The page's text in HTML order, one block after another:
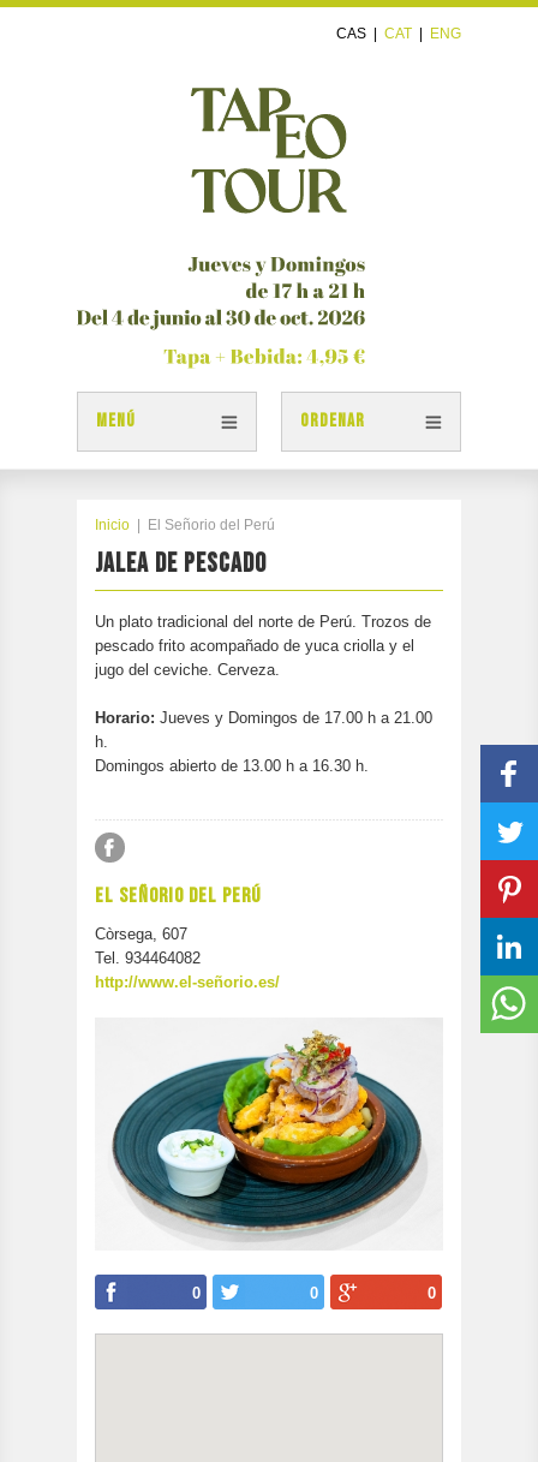
CAS CAT ENG
MENÚ
TAPAS
PLANO TAPEOTOUR
PARTICIPA
CONTACTAR
ORDENAR
Inicio El Señorio del Perú
JALEA DE PESCADO
Un plato tradicional del norte de Perú. Trozos de
pescado frito acompañado de yuca criolla y el
jugo del ceviche. Cerveza.
Horario: Jueves y Domingos de 17.00 h a 21.00
h.
Domingos abierto de 13.00 h a 16.30 h.
EL SEÑORIO DEL PERÚ
Còrsega, 607
Tel. 934464082
http://www.el-señorio.es/
0 0 0